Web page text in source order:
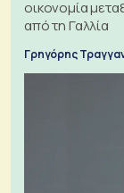
οικονομία
από τη Γαλλία
Γρηγόρης